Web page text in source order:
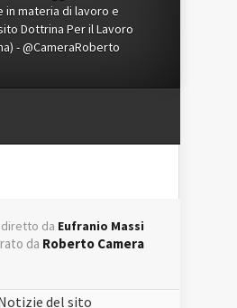
materia di lavoro e
Dottrina Per il Lavoro
- @CameraRoberto
diretto da Eufranio Massi
da Roberto Camera
del sito